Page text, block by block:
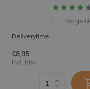
Deliverytime
€8,95
Incl. btw